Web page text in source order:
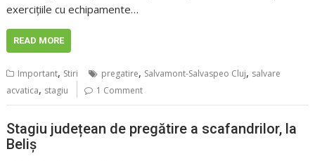
exercițiile cu echipamente…
READ MORE
Important, Stiri pregatire, Salvamont-Salvaspeo Cluj, salvare
acvatica, stagiu 1 Comment
Stagiu județean de pregătire a scafandrilor, la
Beliș